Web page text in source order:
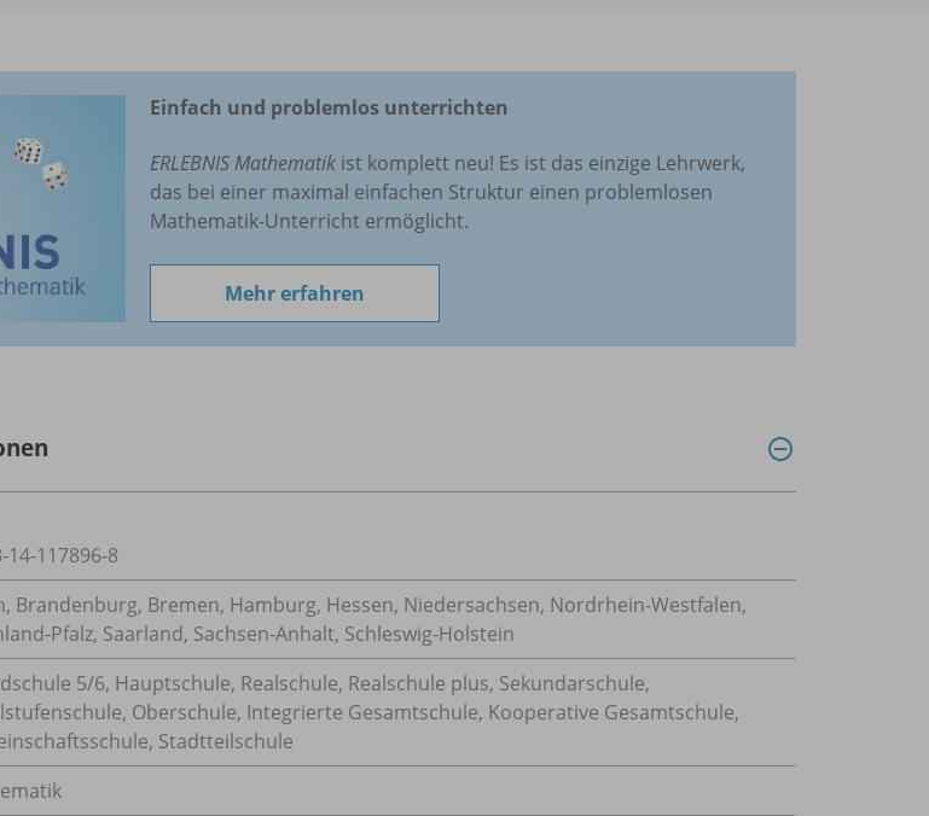
Einfach und problemlos unterrichten
ERLEBNIS Mathematik ist komplett neu! Es ist das einzige Lehrwerk,
das bei einer maximal einfachen Struktur einen problemlosen
Mathematik-Unterricht ermöglicht.
Mehr erfahren
14-117896-8
Brandenburg, Bremen, Hamburg, Hessen, Niedersachsen, Nordrhein-Westfalen,
Pfalz, Saarland, Sachsen-Anhalt, Schleswig-Holstein
5/6, Hauptschule, Realschule, Realschule plus, Sekundarschule,
Oberschule, Integrierte Gesamtschule, Kooperative Gesamtschule,
Stadtteilschule